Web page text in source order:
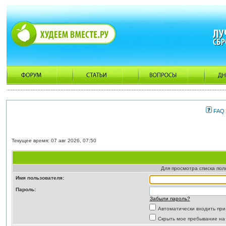
FAQ
Текущее время: 07 авг 2026, 07:50
Для просмотра списка
Имя пользователя:
Пароль:
Забыли пароль?
Автоматически входить
Скрыть мое пребывание